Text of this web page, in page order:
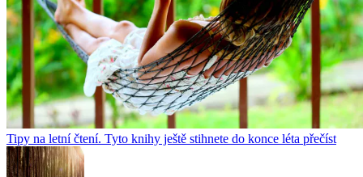
Tipy na letní čtení. Tyto knihy ještě stihnete do konce léta přečíst